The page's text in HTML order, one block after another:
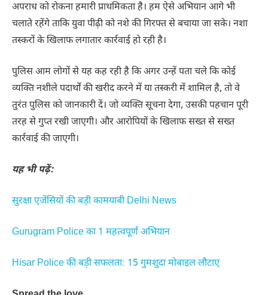
अपराध को रोकना हमारी प्राथमिकता है। हम ऐसे अभियान आगे भी
चलाते रहेंगे ताकि युवा पीढ़ी को नशे की गिरफ्त से बचाया जा सके। नशा
तस्करों के खिलाफ लगातार कार्रवाई हो रही है।
पुलिस आम लोगों से यह कह रही है कि अगर उन्हें पता चले कि कोई
व्यक्ति नशीले पदार्थों की खरीद करने में या तस्करी में शामिल है, तो वे
तुरंत पुलिस को जानकारी दें। जो व्यक्ति सूचना देगा, उसकी पहचान पूरी
तरह से गुप्त रखी जाएगी। और आरोपियों के खिलाफ सख्त से सख्त
कार्रवाई की जाएगी।
यह भी पढ़ें:
सुरक्षा एजेंसियों की बड़ी कामयाबी Delhi News
Gurugram Police का 1 महत्वपूर्ण अभियान
Hisar Police की बड़ी सफलता: 15 गुमशुदा मोबाइल लौटाए